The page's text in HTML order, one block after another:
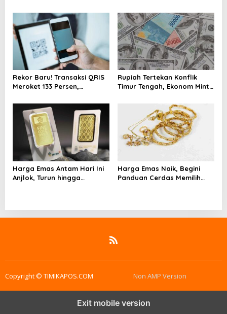
Masif
Rekor Baru! Transaksi QRIS
Meroket 133 Persen,
Masif
Rupiah Tertekan Konflik
Timur Tengah, Ekonom Minta
Langkah Antisipasi Jangka
Harga Emas Antam Hari Ini
Anjlok, Turun hingga
Harga Emas Naik, Begini
Panduan Cerdas Memilih
Copyright © TIMIKAPOS.COM Non AMP Version
Exit mobile version